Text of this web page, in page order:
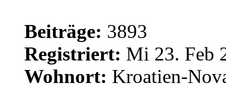
Beiträge: 3893
Registriert: Mi 23. Feb
Wohnort: Kroatien-